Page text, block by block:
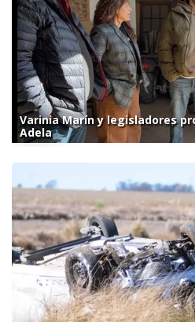
Varinia Marín y legisladores
Adela